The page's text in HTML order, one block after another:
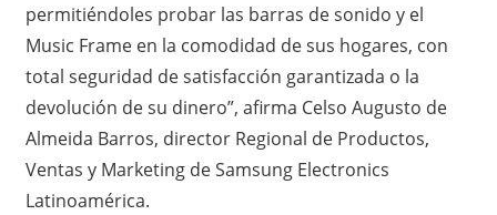
permitiéndoles probar las barras de sonido y el
Music Frame en la comodidad de sus hogares, con
total seguridad de satisfacción garantizada o la
devolución de su dinero”, afirma Celso Augusto de
Almeida Barros, director Regional de Productos,
Ventas y Marketing de Samsung Electronics
Latinoamérica.